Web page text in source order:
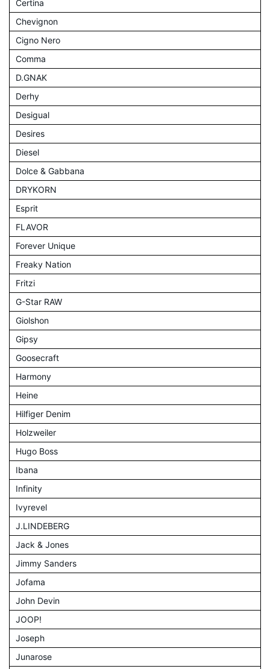
Certina
Chevignon
Cigno Nero
Comma
D.GNAK
Derhy
Desigual
Desires
Diesel
Dolce & Gabbana
DRYKORN
Esprit
FLAVOR
Forever Unique
Freaky Nation
Fritzi
G-Star RAW
Giolshon
Gipsy
Goosecraft
Harmony
Heine
Hilfiger Denim
Holzweiler
Hugo Boss
Ibana
Infinity
Ivyrevel
J.LINDEBERG
Jack & Jones
Jimmy Sanders
Jofama
John Devin
JOOP!
Joseph
Junarose